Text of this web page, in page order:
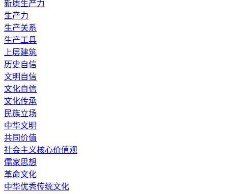
新质生产力
生产力
生产关系
生产工具
上层建筑
历史自信
文明自信
文化自信
文化传承
民族立场
中华文明
共同价值
社会主义核心价值观
儒家思想
革命文化
中华优秀传统文化